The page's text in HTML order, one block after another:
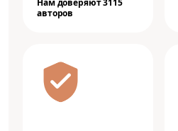
Нам доверяют 3115
авторов